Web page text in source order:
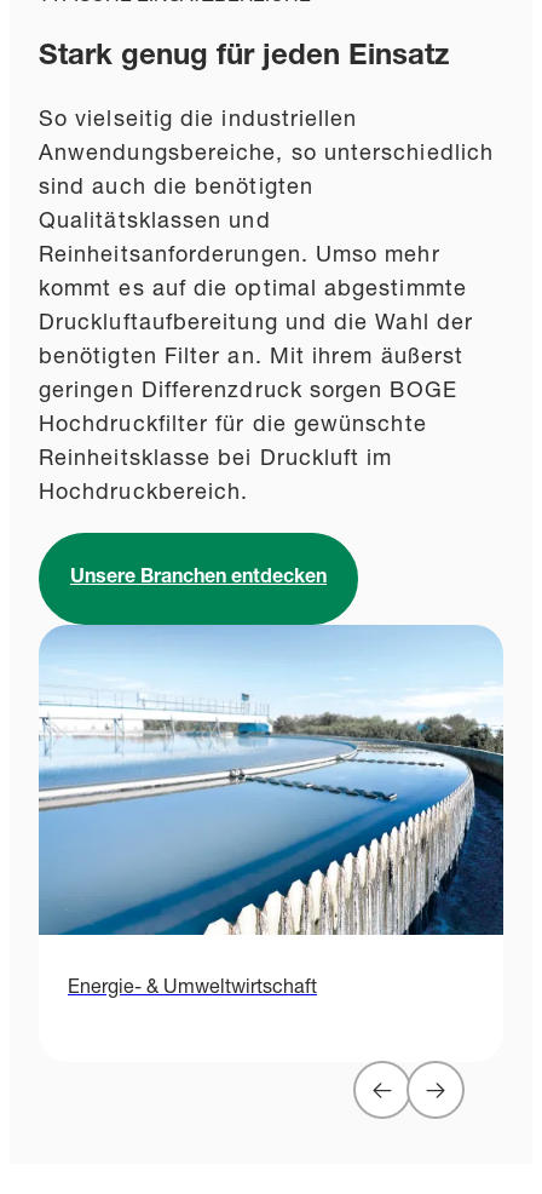
Stark genug für jeden Einsatz
So vielseitig die industriellen
Anwendungsbereiche, so unterschiedlich
sind auch die benötigten
Qualitätsklassen und
Reinheitsanforderungen. Umso mehr
kommt es auf die optimal abgestimmte
Druckluftaufbereitung und die Wahl der
benötigten Filter an. Mit ihrem äußerst
geringen Differenzdruck sorgen BOGE
Hochdruckfilter für die gewünschte
Reinheitsklasse bei Druckluft im
Hochdruckbereich.
Unsere Branchen entdecken
Energie- & Umweltwirtschaft